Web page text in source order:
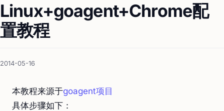
Linux+goagent+Chrome配
置教程
2014-05-16
本教程来源于goagent项目
具体步骤如下：